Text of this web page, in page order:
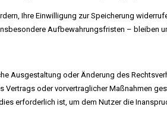
Ihre Einwilligung zur Speicherung
Aufbewahrungsfristen – bleiben
Ausgestaltung oder Änderung des
Vertrags oder vorvertraglicher Maßnahmen
erforderlich ist, um dem Nutzer die